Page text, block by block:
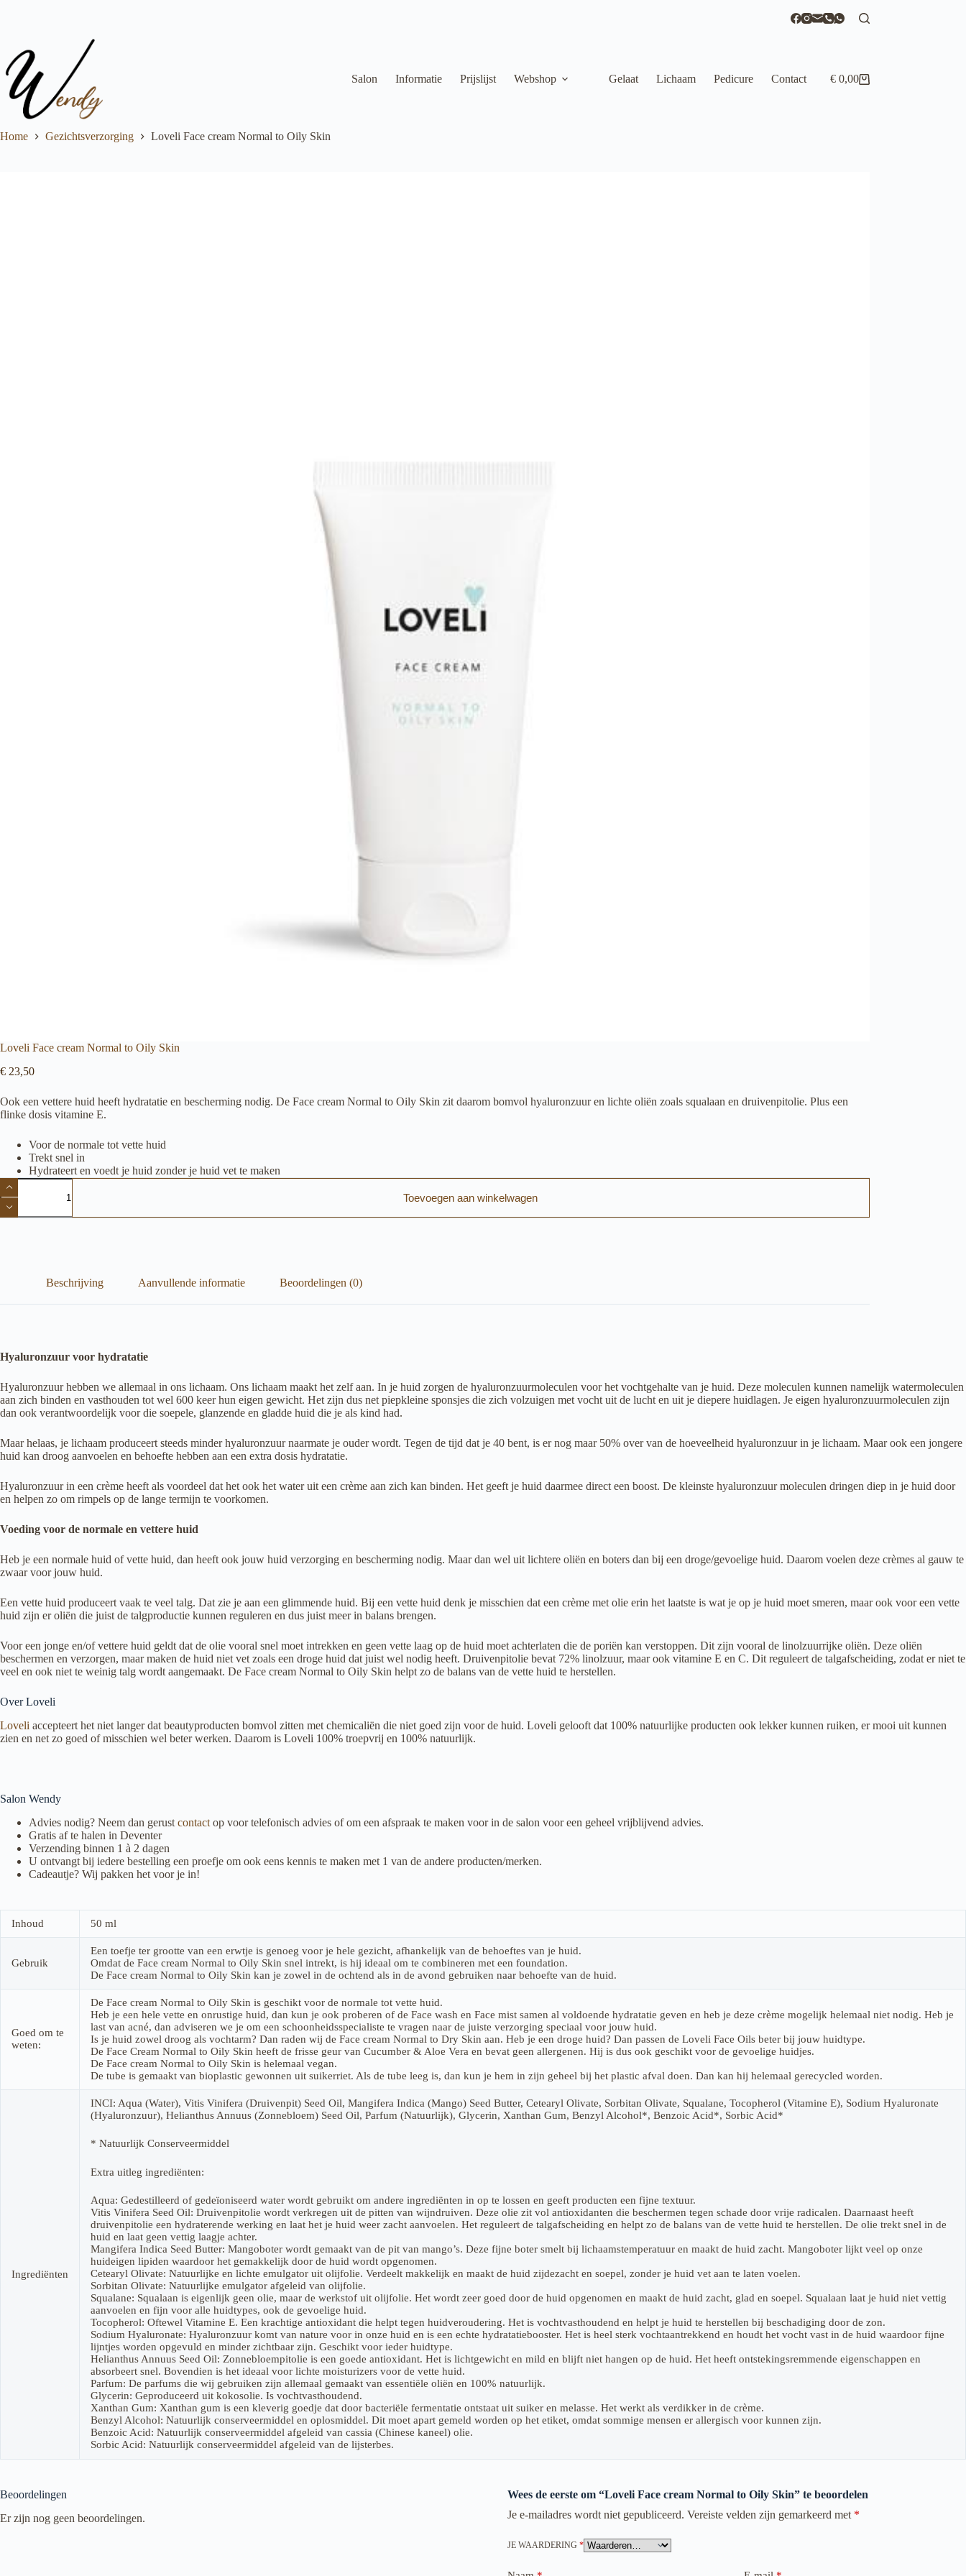
Salon Informatie Prijslijst Webshop Gelaat Lichaam Pedicure Contact Winkelwagen
€0,00
Home Gezichtsverzorging Loveli Face cream Normal to Oily Skin
Loveli Face cream Normal to Oily Skin
€ 23,50
Ook een vettere huid heeft hydratatie en bescherming nodig. De Face cream Normal to Oily Skin zit daarom bomvol hyaluronzuur en lichte oliën zoals squalaan en druivenpitolie. Plus een
flinke dosis vitamine E.
Voor de normale tot vette huid
Trekt snel in
Hydrateert en voedt je huid zonder je huid vet te maken
Loveli
Face
cream
Normal
Toevoegen aan winkelwagen
Beschrijving Aanvullende informatie Beoordelingen (0)
Hyaluronzuur voor hydratatie
Hyaluronzuur hebben we allemaal in ons lichaam. Ons lichaam maakt het zelf aan. In je huid zorgen de hyaluronzuurmoleculen voor het vochtgehalte van je huid. Deze moleculen kunnen namelijk watermoleculen
aan zich binden en vasthouden tot wel 600 keer hun eigen gewicht. Het zijn dus net piepkleine sponsjes die zich volzuigen met vocht uit de lucht en uit je diepere huidlagen. Je eigen hyaluronzuurmoleculen zijn
dan ook verantwoordelijk voor die soepele, glanzende en gladde huid die je als kind had.
Maar helaas, je lichaam produceert steeds minder hyaluronzuur naarmate je ouder wordt. Tegen de tijd dat je 40 bent, is er nog maar 50% over van de hoeveelheid hyaluronzuur in je lichaam. Maar ook een jongere
huid kan droog aanvoelen en behoefte hebben aan een extra dosis hydratatie.
Hyaluronzuur in een crème heeft als voordeel dat het ook het water uit een crème aan zich kan binden. Het geeft je huid daarmee direct een boost. De kleinste hyaluronzuur moleculen dringen diep in je huid door
en helpen zo om rimpels op de lange termijn te voorkomen.
Voeding voor de normale en vettere huid
Heb je een normale huid of vette huid, dan heeft ook jouw huid verzorging en bescherming nodig. Maar dan wel uit lichtere oliën en boters dan bij een droge/gevoelige huid. Daarom voelen deze crèmes al gauw te
zwaar voor jouw huid.
Een vette huid produceert vaak te veel talg. Dat zie je aan een glimmende huid. Bij een vette huid denk je misschien dat een crème met olie erin het laatste is wat je op je huid moet smeren, maar ook voor een vette
huid zijn er oliën die juist de talgproductie kunnen reguleren en dus juist meer in balans brengen.
Voor een jonge en/of vettere huid geldt dat de olie vooral snel moet intrekken en geen vette laag op de huid moet achterlaten die de poriën kan verstoppen. Dit zijn vooral de linolzuurrijke oliën. Deze oliën
beschermen en verzorgen, maar maken de huid niet vet zoals een droge huid dat juist wel nodig heeft. Druivenpitolie bevat 72% linolzuur, maar ook vitamine E en C. Dit reguleert de talgafscheiding, zodat er niet te
veel en ook niet te weinig talg wordt aangemaakt. De Face cream Normal to Oily Skin helpt zo de balans van de vette huid te herstellen.
Over Loveli
Loveli accepteert het niet langer dat beautyproducten bomvol zitten met chemicaliën die niet goed zijn voor de huid. Loveli gelooft dat 100% natuurlijke producten ook lekker kunnen ruiken, er mooi uit kunnen
zien en net zo goed of misschien wel beter werken. Daarom is Loveli 100% troepvrij en 100% natuurlijk.
Salon Wendy
Advies nodig? Neem dan gerust contact op voor telefonisch advies of om een afspraak te maken voor in de salon voor een geheel vrijblijvend advies.
Gratis af te halen in Deventer
Verzending binnen 1 à 2 dagen
U ontvangt bij iedere bestelling een proefje om ook eens kennis te maken met 1 van de andere producten/merken.
Cadeautje? Wij pakken het voor je in!
Inhoud 50 ml
Gebruik
Een toefje ter grootte van een erwtje is genoeg voor je hele gezicht, afhankelijk van de behoeftes van je huid.
Omdat de Face cream Normal to Oily Skin snel intrekt, is hij ideaal om te combineren met een foundation.
De Face cream Normal to Oily Skin kan je zowel in de ochtend als in de avond gebruiken naar behoefte van de huid.
Goed om te
weten:
De Face cream Normal to Oily Skin is geschikt voor de normale tot vette huid.
Heb je een hele vette en onrustige huid, dan kun je ook proberen of de Face wash en Face mist samen al voldoende hydratatie geven en heb je deze crème mogelijk helemaal niet nodig. Heb je
last van acné, dan adviseren we je om een schoonheidsspecialiste te vragen naar de juiste verzorging speciaal voor jouw huid.
Is je huid zowel droog als vochtarm? Dan raden wij de Face cream Normal to Dry Skin aan. Heb je een droge huid? Dan passen de Loveli Face Oils beter bij jouw huidtype.
De Face Cream Normal to Oily Skin heeft de frisse geur van Cucumber & Aloe Vera en bevat geen allergenen. Hij is dus ook geschikt voor de gevoelige huidjes.
De Face cream Normal to Oily Skin is helemaal vegan.
De tube is gemaakt van bioplastic gewonnen uit suikerriet. Als de tube leeg is, dan kun je hem in zijn geheel bij het plastic afval doen. Dan kan hij helemaal gerecycled worden.
Ingrediënten
INCI: Aqua (Water), Vitis Vinifera (Druivenpit) Seed Oil, Mangifera Indica (Mango) Seed Butter, Cetearyl Olivate, Sorbitan Olivate, Squalane, Tocopherol (Vitamine E), Sodium Hyaluronate
(Hyaluronzuur), Helianthus Annuus (Zonnebloem) Seed Oil, Parfum (Natuurlijk), Glycerin, Xanthan Gum, Benzyl Alcohol*, Benzoic Acid*, Sorbic Acid*
* Natuurlijk Conserveermiddel
Extra uitleg ingrediënten:
Aqua: Gedestilleerd of gedeïoniseerd water wordt gebruikt om andere ingrediënten in op te lossen en geeft producten een fijne textuur.
Vitis Vinifera Seed Oil: Druivenpitolie wordt verkregen uit de pitten van wijndruiven. Deze olie zit vol antioxidanten die beschermen tegen schade door vrije radicalen. Daarnaast heeft
druivenpitolie een hydraterende werking en laat het je huid weer zacht aanvoelen. Het reguleert de talgafscheiding en helpt zo de balans van de vette huid te herstellen. De olie trekt snel in de
huid en laat geen vettig laagje achter.
Mangifera Indica Seed Butter: Mangoboter wordt gemaakt van de pit van mango’s. Deze fijne boter smelt bij lichaamstemperatuur en maakt de huid zacht. Mangoboter lijkt veel op onze
huideigen lipiden waardoor het gemakkelijk door de huid wordt opgenomen.
Cetearyl Olivate: Natuurlijke en lichte emulgator uit olijfolie. Verdeelt makkelijk en maakt de huid zijdezacht en soepel, zonder je huid vet aan te laten voelen.
Sorbitan Olivate: Natuurlijke emulgator afgeleid van olijfolie.
Squalane: Squalaan is eigenlijk geen olie, maar de werkstof uit olijfolie. Het wordt zeer goed door de huid opgenomen en maakt de huid zacht, glad en soepel. Squalaan laat je huid niet vettig
aanvoelen en fijn voor alle huidtypes, ook de gevoelige huid.
Tocopherol: Oftewel Vitamine E. Een krachtige antioxidant die helpt tegen huidveroudering. Het is vochtvasthoudend en helpt je huid te herstellen bij beschadiging door de zon.
Sodium Hyaluronate: Hyaluronzuur komt van nature voor in onze huid en is een echte hydratatiebooster. Het is heel sterk vochtaantrekkend en houdt het vocht vast in de huid waardoor fijne
lijntjes worden opgevuld en minder zichtbaar zijn. Geschikt voor ieder huidtype.
Helianthus Annuus Seed Oil: Zonnebloempitolie is een goede antioxidant. Het is lichtgewicht en mild en blijft niet hangen op de huid. Het heeft ontstekingsremmende eigenschappen en
absorbeert snel. Bovendien is het ideaal voor lichte moisturizers voor de vette huid.
Parfum: De parfums die wij gebruiken zijn allemaal gemaakt van essentiële oliën en 100% natuurlijk.
Glycerin: Geproduceerd uit kokosolie. Is vochtvasthoudend.
Xanthan Gum: Xanthan gum is een kleverig goedje dat door bacteriële fermentatie ontstaat uit suiker en melasse. Het werkt als verdikker in de crème.
Benzyl Alcohol: Natuurlijk conserveermiddel en oplosmiddel. Dit moet apart gemeld worden op het etiket, omdat sommige mensen er allergisch voor kunnen zijn.
Benzoic Acid: Natuurlijk conserveermiddel afgeleid van cassia (Chinese kaneel) olie.
Sorbic Acid: Natuurlijk conserveermiddel afgeleid van de lijsterbes.
Beoordelingen
Er zijn nog geen beoordelingen.
Wees de eerste om “Loveli Face cream Normal to Oily Skin” te beoordelen
Je e-mailadres wordt niet gepubliceerd. Vereiste velden zijn gemarkeerd met *
JE WAARDERING *